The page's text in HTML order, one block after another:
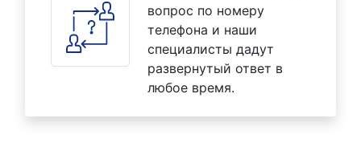
вопрос по номеру
телефона и наши
специалисты дадут
развернутый ответ в
любое время.